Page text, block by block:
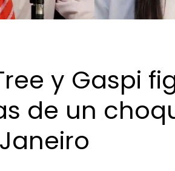
y Gaspi
de un